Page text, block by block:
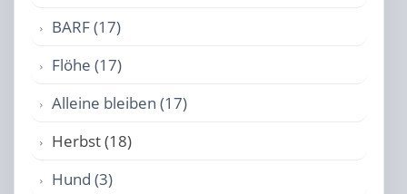
BARF (17)
Flöhe (17)
Alleine bleiben (17)
Herbst (18)
Hund (3)